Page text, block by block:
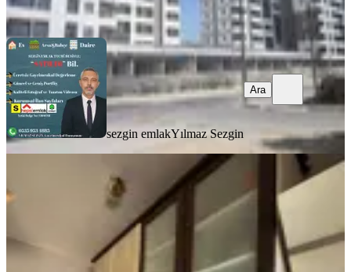
Ara
sezgin emlakYılmaz Sezgin
Ara
Aydın 'dan Tozkoparan Da Fırsat
Daire
Tarsus, Fevzi Çakmak Mahallesi
2+1
110 m² ·15.07.2026